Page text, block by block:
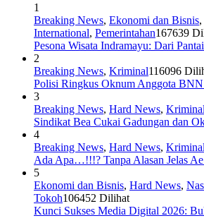
1
Breaking News, Ekonomi dan Bisnis,
International, Pemerintahan167639
Pesona Wisata Indramayu: Dari
2
Breaking News, Kriminal116096
Polisi Ringkus Oknum Anggota
3
Breaking News, Hard News, Kriminal
Sindikat Bea Cukai Gadungan dan
4
Breaking News, Hard News, Kriminal
Ada Apa…!!!? Tanpa Alasan Jelas
5
Ekonomi dan Bisnis, Hard News,
Tokoh106452 Dilihat
Kunci Sukses Media Digital 2026: